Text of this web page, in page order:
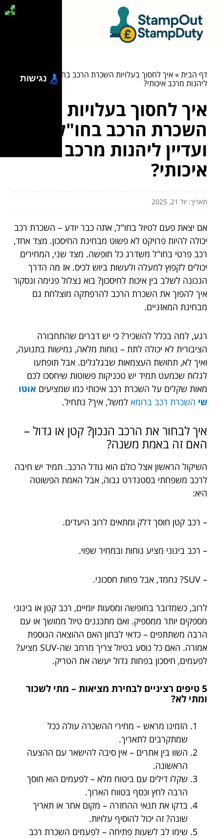
דף הבית»איך לחסוך בעלויות השכרת הרכב בחו"ל ועדיין
ליהנות מרכב איכותי?
איך לחסוך בעלויות
השכרת הרכב בחו"ל
ועדיין ליהנות מרכב
איכותי?
תאריך: יול 21, 2025
אם יצאת פעם לטיול בחו"ל, אתה כבר יודע – השכרת רכב
יכולה להיות פרויקט לא פשוט מבחינת החיסכון. מצד אחד,
רכב פרטי בחו"ל משדרג כל חופשה. מצד שני, המחירים
יכולים לקפוץ למעלה ולעשות ביוש לכיס. אז מה הדרך
הנכונה לשלב בין איכות לחיסכון? בוא נצלול פנימה ונסקור
איך להפוך את השכרת הרכב להרפתקה מוצלחת גם
מבחינת המאזניים.
רגע, למה בכלל להשכיר? כי יש דברים שהתחבורה
הציבורית לא יכולה לתת – נוחות מלאה, גמישות בתנועה,
ואיך לא, תחושת העצמאות שבגלגלים. אבל תופתעו
לגלות שכמעט תמיד יש טכניקות פשוטות שיחסכו לכם
מאות שקלים על השכרת רכב איכותי כמו שמציעים אוטו
שי השכרת רכב ברומא למשל, איך? נתחיל.
איך לבחור את הרכב הנכון? קטן או גדול –
האם זה באמת משנה?
השיקול הראשון אצל כולם הוא גודל הרכב. תמיד יש חיבה
לרכב משפחתי בסטנדרט גבוה, אבל האמת הפשוטה
היא:
– רכב קטן חוסך דלק ומתאים לרוב היעדים.
– רכב בינוני מציע נוחות ובמחיר שפוי.
– SUV? נחמד, אבל פחות חסכוני.
לרוב, כשמדובר בחופשה ומסעות יומיים, רכב קטן או בינוני
מספקים יותר ממספיק. ואם מתכננים טיול ממושך או עם
הרבה משתתפים – כדאי לבחון האם ההוצאה הנוספת
אמורה. האם כל נוסע בטיול צריך מרחב שה-SUV מציע?
לפעמים, חיסכון בפחות גדול יעשה את הטריק.
5 טיפים רציניים לבחירת מציאות – מתי לשכור
ומתי לא?
הזמינו מראש – מחירי ההשכרה עולה ככל
שמתקרבים לתאריך.
השוו בין אתרים – אין סיבה להישאר עם ההצעה
הראשונה.
שקלו דילים עם ביטוח מלא – לפעמים הוא חוסך
הרבה לחץ וכסף בטווח הארוך.
בדקו את תנאי ההחזרה – מקום אחר או תאריך
שונה? זה יכול להוסיף עלויות.
שימו לב לשעות פתיחה – לפעמים השכרת רכב
נגישות